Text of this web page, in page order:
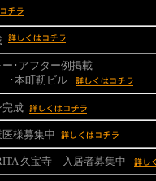
･アフター例掲載
･本町靭ビル
成
様募集中
久宝寺 入居者募集中